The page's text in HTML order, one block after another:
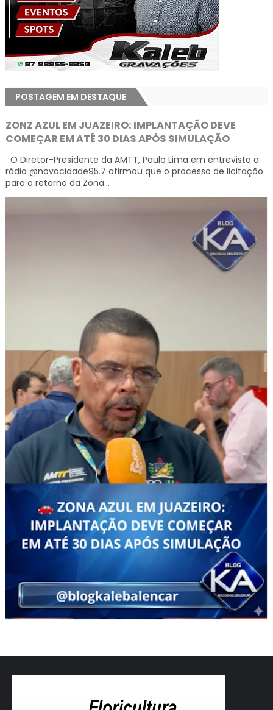
POSTAGEM EM DESTAQUE
ZONZ AZUL EM JUAZEIRO: IMPLANTAÇÃO DEVE
COMEÇAR EM ATÉ 30 DIAS APÓS SIMULAÇÃO
O Diretor-Presidente da AMTT, Paulo Lima em entrevista a
rádio @novacidade95.7 afirmou que o processo de licitação
para o retorno da Zona...